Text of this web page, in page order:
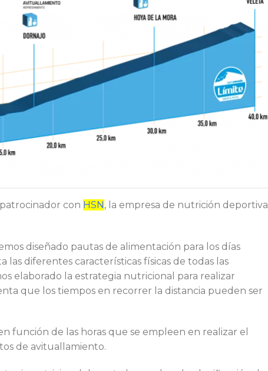
con HSN, la empresa de nutrición deportiva
diseñado pautas de alimentación para los días
diferentes características físicas de todas las
elaborado la estrategia nutricional para realizar
que los tiempos en recorrer la distancia pueden ser
función de las horas que se empleen en realizar el
de avituallamiento.